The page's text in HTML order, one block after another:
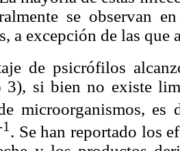
se observan
a excepción de las
de psicrófilos
3), si bien no existe
microorganismos, es
. Se han reportado los